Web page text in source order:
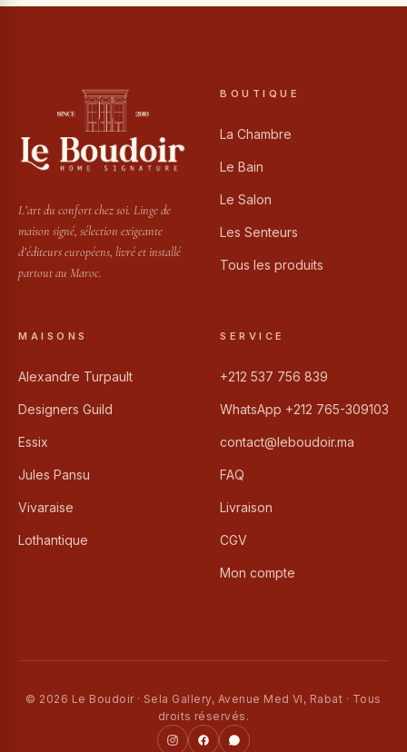
L’art du confort chez soi. Linge de
maison signé, sélection exigeante
d’éditeurs européens, livré et installé
partout au Maroc.
BOUTIQUE
La Chambre
Le Bain
Le Salon
Les Senteurs
Tous les produits
MAISONS
Alexandre Turpault
Designers Guild
Essix
Jules Pansu
Vivaraise
Lothantique
SERVICE
+212 537 756 839
WhatsApp +212 765-309103
contact@leboudoir.ma
FAQ
Livraison
CGV
Mon compte
© 2026 Le Boudoir · Sela Gallery, Avenue Med VI, Rabat · Tous
droits réservés.